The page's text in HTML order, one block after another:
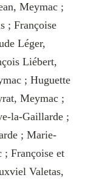
Meymac ;
; Françoise
Léger,
Liébert,
; Huguette
Meymac ;
la-Gaillarde ;
; Marie-
; Françoise et
Valetas,